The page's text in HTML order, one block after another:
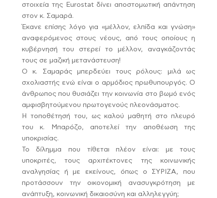
στοιχεία της Eurostat δίνει αποστομωτική απάντηση
στον κ. Σαμαρά.
Έκανε επίσης λόγο για «μέλλον, ελπίδα και γνώση»
αναφερόμενος στους νέους, από τους οποίους η
κυβέρνησή του στερεί το μέλλον, αναγκάζοντάς
τους σε μαζική μετανάστευση!
Ο κ. Σαμαράς μπερδεύει τους ρόλους: μιλά ως
σχολιαστής ενώ είναι ο αρμόδιος πρωθυπουργός. Ο
άνθρωπος που θυσιάζει την κοινωνία στο βωμό ενός
αμφισβητούμενου πρωτογενούς πλεονάσματος.
Η τοποθέτησή του, ως καλού μαθητή στο πλευρό
του κ. Μπαρόζο, αποτελεί την αποθέωση της
υποκρισίας.
Το δίλημμα που τίθεται πλέον είναι: με τους
υποκριτές, τους αρχιτέκτονες της κοινωνικής
αναλγησίας ή με εκείνους, όπως ο ΣΥΡΙΖΑ, που
προτάσσουν την οικονομική ανασυγκρότηση με
ανάπτυξη, κοινωνική δικαιοσύνη και αλληλεγγύη;